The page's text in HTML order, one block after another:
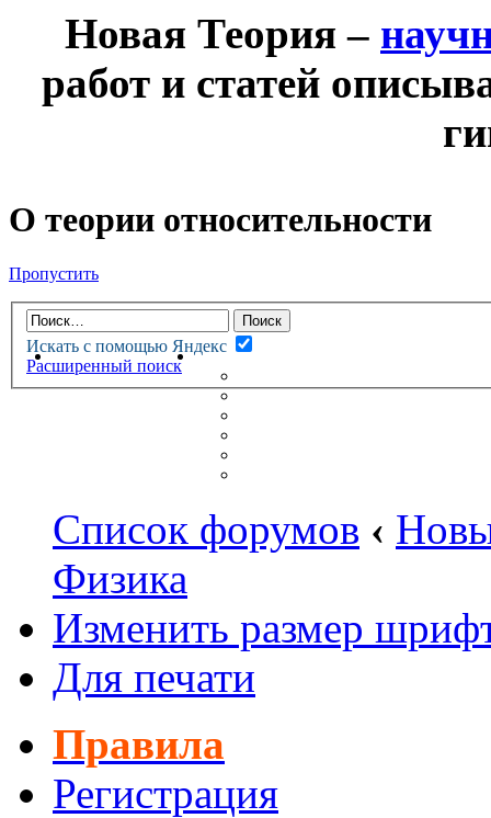
Новая Теория –
работ и статей
О теории относительности
Пропустить
Искать с помощью Яндекс
Расширенный поиск
НОВАЯ ТЕОРИЯФОРУМ
НЕПРОЧИТАННЫЕ
Список форумов ‹
Физика
Изменить размер
Для печати
Правила
Регистрация